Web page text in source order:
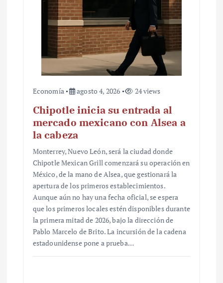
Economía agosto 4, 2026 24 views
Chipotle inicia su entrada al
mercado mexicano con Alsea a
la cabeza
Monterrey, Nuevo León, será la ciudad donde
Chipotle Mexican Grill comenzará su operación en
México, de la mano de Alsea, que gestionará la
apertura de los primeros establecimientos.
Aunque aún no hay una fecha oficial, se espera
que los primeros locales estén disponibles durante
la primera mitad de 2026, bajo la dirección de
Pablo Marcelo de Brito. La incursión de la cadena
estadounidense pone a prueba…